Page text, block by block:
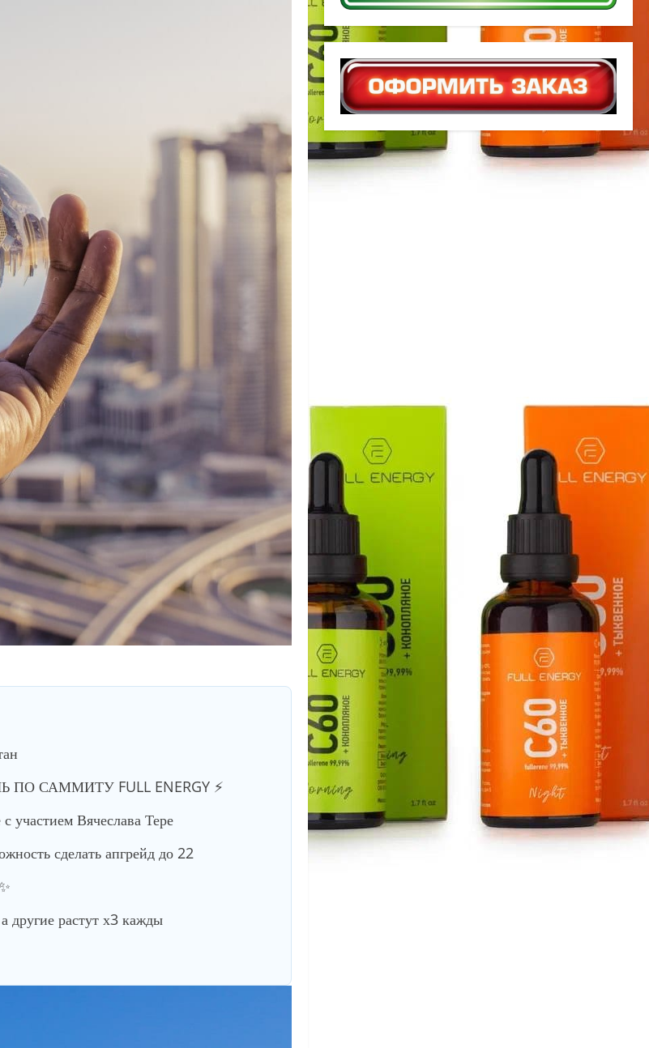
САММИТУ FULL ENERGY ⚡️
участием Вячеслава Тере
сделать апгрейд до 22
другие растут х3 кажды